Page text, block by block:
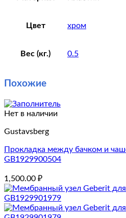
Цвет хром
Вес (кг.) 0.5
Похожие
Нет в наличии
Gustavsberg
Прокладка между бачком и
GB1929900504
1,500.00 ₽